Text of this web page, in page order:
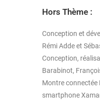
Hors Thème :
Conception et
Rémi Adde et
Conception,
Barabinot,
Montre connectée
smartphone